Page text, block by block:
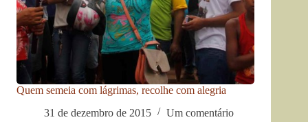
Quem semeia com lágrimas, recolhe com alegria
31 de dezembro de 2015
Um comentário